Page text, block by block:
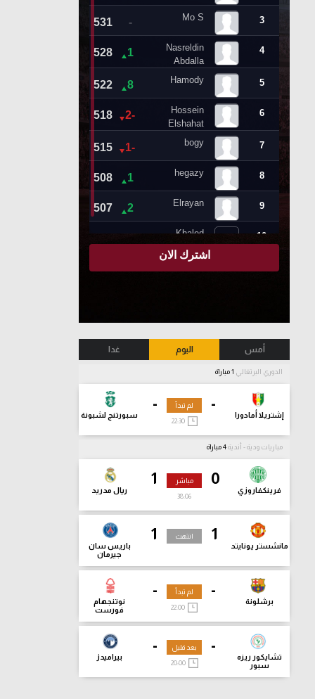
أمس اليوم غدا
الدوري البرتغالي
-
إشتريلا أمادورا
-
سبورتنج لشبونة
لم تبدأ
22:30
مباريات ودية - أندية
0
فرينكفاروزي
1
ريال مدريد
مباشر
38:07
1
مانشستر يونايتد
1
باريس سان
جيرمان
انتهت
-
برشلونة
-
نوتنجهام
فورست
لم تبدأ
-
تشايكور ريزه
سبور
-
بيراميدز
بعد قليل
20:00